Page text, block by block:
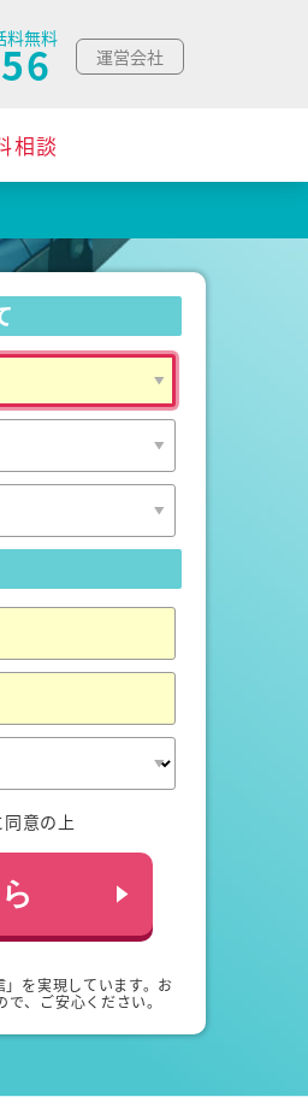
無料
運営会社
相談
同意の上
を実現しています。お
、ご安心ください。